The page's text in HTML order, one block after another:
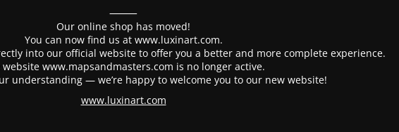
⸻
Our online shop has moved!
You can now find us at www.luxinart.com.
into our official website to offer you a better and more complete experience.
website www.mapsandmasters.com is no longer active.
understanding — we’re happy to welcome you to our new website!
www.luxinart.com